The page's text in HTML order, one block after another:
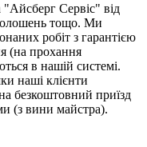
"Айсберг Сервіс" від
тощо. Ми
робіт з гарантією
(на прохання
в нашій системі.
наші клієнти
безкоштовний приїзд
(з вини майстра).